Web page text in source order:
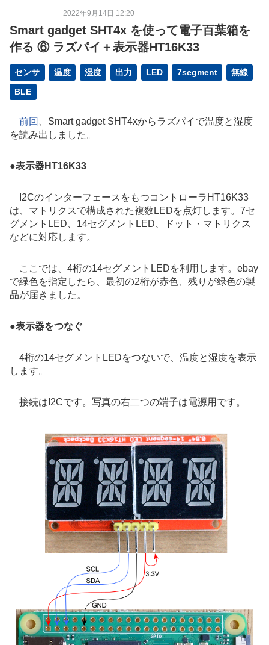
2022年9月14日 12:20
Smart gadget SHT4x を使って電子百葉箱を
作る ⑥ ラズパイ＋表示器HT16K33
センサ 温度 湿度 出力 LED 7segment 無線
BLE
前回
、Smart gadget SHT4xからラズパイで温度と湿度
を読み出しました。
●表示器HT16K33
I2CのインターフェースをもつコントローラHT16K33
は、マトリクスで構成された複数LEDを点灯します。7セ
グメントLED、14セグメントLED、ドット・マトリクス
などに対応します。
ここでは、4桁の14セグメントLEDを利用します。ebay
で緑色を指定したら、最初の2桁が赤色、残りが緑色の製
品が届きました。
●表示器をつなぐ
4桁の14セグメントLEDをつないで、温度と湿度を表示
します。
接続はI2Cです。写真の右二つの端子は電源用です。